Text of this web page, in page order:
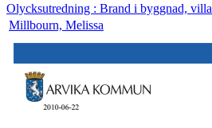
Olycksutredning : Brand i byggnad, villa
Millbourn, Melissa